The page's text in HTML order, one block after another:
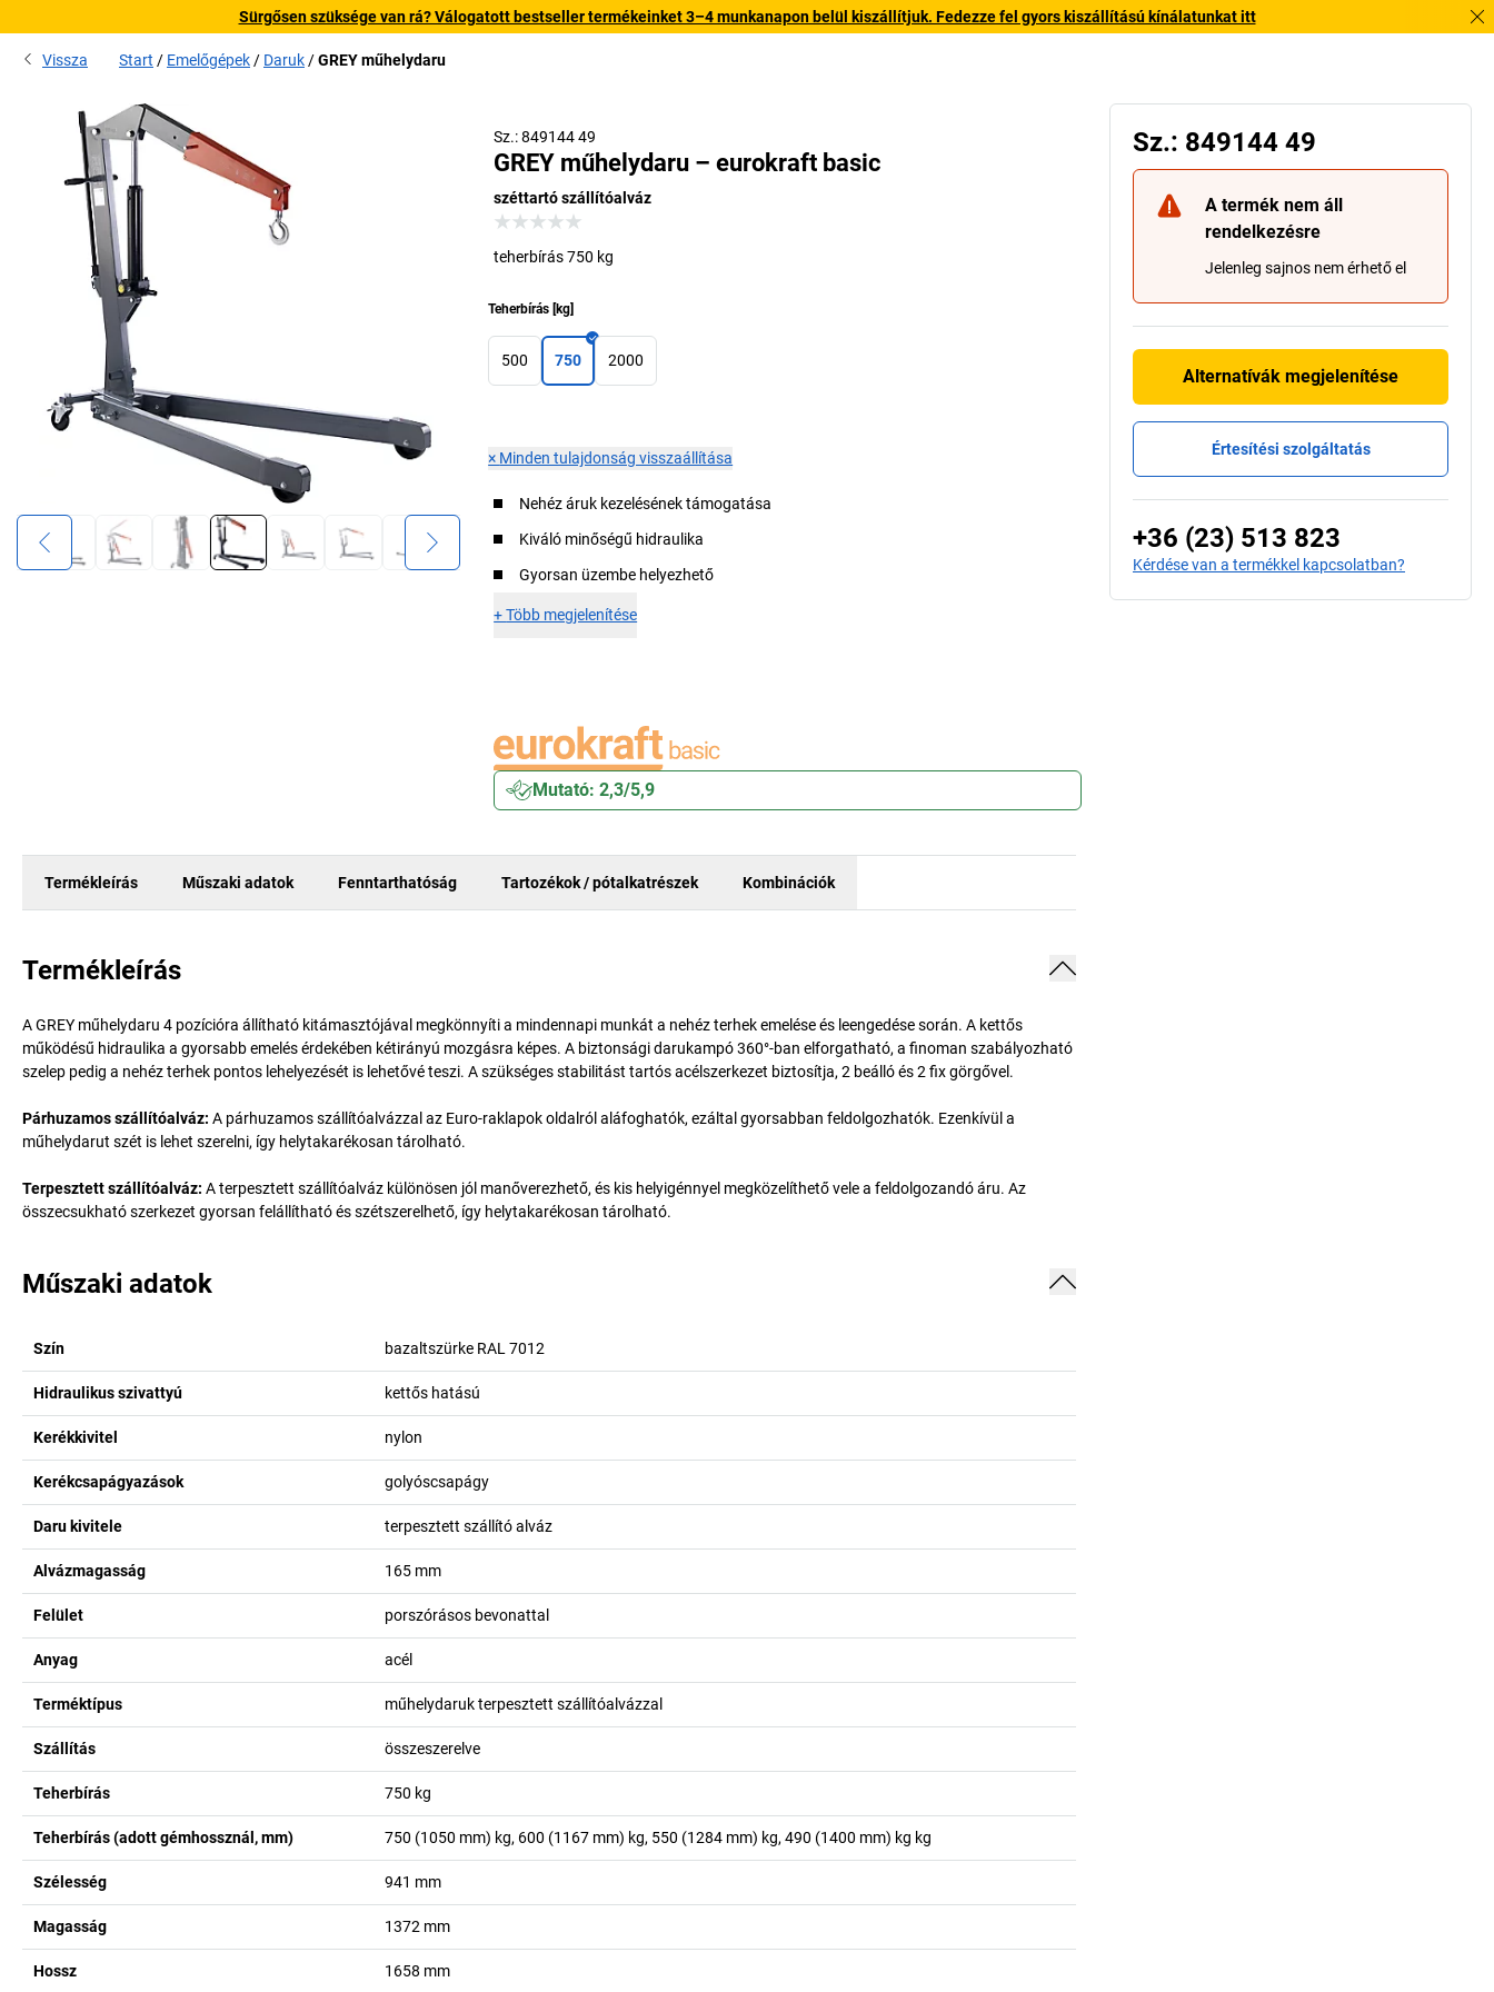
Sürgősen szüksége van rá? Válogatott bestseller termékeinket 3–4 munkanapon belül kiszállítjuk. Fedezze fel gyors kiszállítású kínálatunkat itt
Vissza Start Emelőgépek Daruk GREY műhelydaru
Sz.: 849144 49
GREY műhelydaru – eurokraft basic
széttartó szállítóalváz
teherbírás 750 kg
Teherbírás [kg]
500 750 2000
× Minden tulajdonság visszaállítása
Nehéz áruk kezelésének támogatása
Kiváló minőségű hidraulika
Gyorsan üzembe helyezhető
+Több megjelenítése
Mutató: 2,3/5,9
Termékleírás Műszaki adatok Fenntarthatóság Tartozékok / pótalkatrészek Kombinációk
Termékleírás
A GREY műhelydaru 4 pozícióra állítható kitámasztójával megkönnyíti a mindennapi munkát a nehéz terhek emelése és leengedése során. A kettős
működésű hidraulika a gyorsabb emelés érdekében kétirányú mozgásra képes. A biztonsági darukampó 360°-ban elforgatható, a finoman szabályozható
szelep pedig a nehéz terhek pontos lehelyezését is lehetővé teszi. A szükséges stabilitást tartós acélszerkezet biztosítja, 2 beálló és 2 fix görgővel.
Párhuzamos szállítóalváz: A párhuzamos szállítóalvázzal az Euro-raklapok oldalról aláfoghatók, ezáltal gyorsabban feldolgozhatók. Ezenkívül a
műhelydarut szét is lehet szerelni, így helytakarékosan tárolható.
Terpesztett szállítóalváz: A terpesztett szállítóalváz különösen jól manőverezhető, és kis helyigénnyel megközelíthető vele a feldolgozandó áru. Az
összecsukható szerkezet gyorsan felállítható és szétszerelhető, így helytakarékosan tárolható.
Műszaki adatok
Szín bazaltszürke RAL 7012
Hidraulikus szivattyú kettős hatású
Kerékkivitel nylon
Kerékcsapágyazások golyóscsapágy
Daru kivitele terpesztett szállító alváz
Alvázmagasság 165 mm
Felület porszórásos bevonattal
Anyag acél
Terméktípus műhelydaruk terpesztett szállítóalvázzal
Szállítás összeszerelve
Teherbírás 750 kg
Teherbírás (adott gémhossznál, mm) 750 (1050 mm) kg, 600 (1167 mm) kg, 550 (1284 mm) kg, 490 (1400 mm) kg kg
Szélesség 941 mm
Magasság 1372 mm
Hossz 1658 mm
Sz.: 849144 49
A termék nem áll
rendelkezésre
Jelenleg sajnos nem érhető el
Alternatívák megjelenítése
Értesítési szolgáltatás
+36 (23) 513 823
Kérdése van a termékkel kapcsolatban?